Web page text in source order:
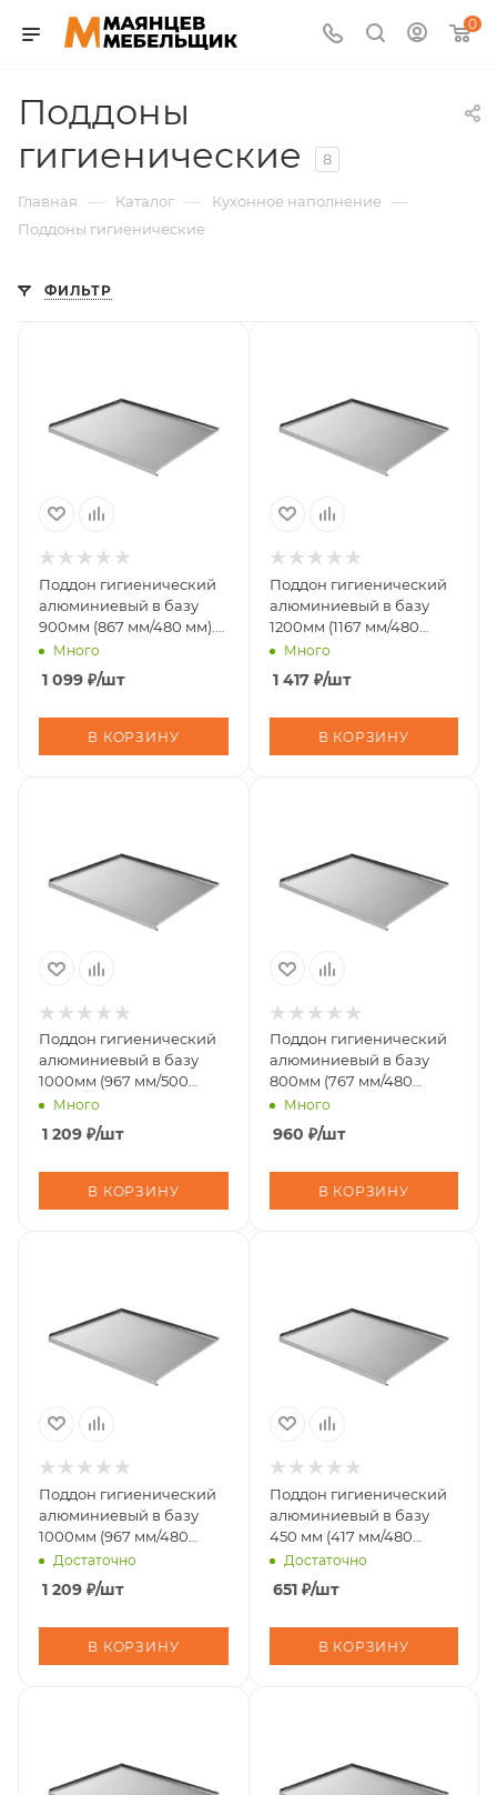
0
Поддоны
гигиенические
8
Главная — Каталог — Кухонное наполнение —
Поддоны гигиенические
ФИЛЬТР
Поддон гигиенический
алюминиевый в базу
900мм (867 мм/480 мм).
25 шт/уп.
(10317120/251025/5169941/3
Много
1 099 ₽/шт
В КОРЗИНУ
Поддон гигиенический
алюминиевый в базу
1200мм (1167 мм/480
мм).25 шт/уп
(10317120/251025/5169941/3,
Много
1 417₽/шт
В КОРЗИНУ
Поддон гигиенический
алюминиевый в базу
1000мм (967 мм/500
мм).25 шт/уп.
(10317120/251025/5169941/3,
Много
1 209 ₽/шт
В КОРЗИНУ
Поддон гигиенический
алюминиевый в базу
800мм (767 мм/480
мм).25 шт/уп
(10317120/251025/5169941/3,
Много
960 ₽/шт
В КОРЗИНУ
Поддон гигиенический
алюминиевый в базу
1000мм (967 мм/480
мм).25 шт/уп.
Достаточно
1 209 ₽/шт
В КОРЗИНУ
Поддон гигиенический
алюминиевый в базу
450 мм (417 мм/480
мм).25 шт/уп
(10317120/090125/5002522/3,
Достаточно
651₽/шт
В КОРЗИНУ